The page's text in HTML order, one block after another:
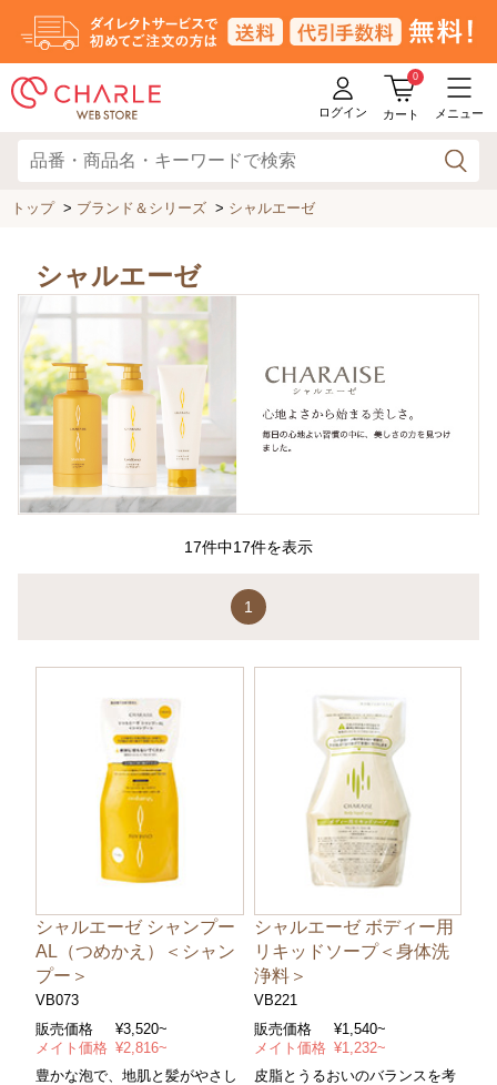
ログイン
0
カート メニュー
トップ> ブランド＆シリーズ > シャルエーゼ
シャルエーゼ
17件中17件を表示
1
シャルエーゼ シャンプー
AL（つめかえ）＜シャン
プー＞
VB073
販売価格
¥3,520~
メイト価格 ¥2,816~
豊かな泡で、地肌と髪がやさし
シャルエーゼ ボディー用
リキッドソープ＜身体洗
浄料＞
VB221
販売価格
¥1,540~
メイト価格 ¥1,232~
皮脂とうるおいのバランスを考